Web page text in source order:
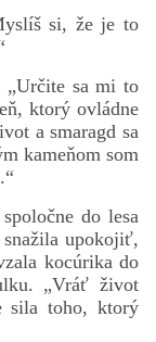
si, že je to
sa mi to
ktorý ovládne
a smaragd sa
kameňom som
do lesa
snažila upokojiť,
kocúrika do
„Vráť život
sila toho, ktorý